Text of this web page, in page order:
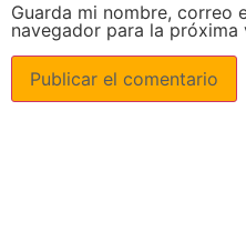
Guarda mi nombre, correo
navegador para la próxima